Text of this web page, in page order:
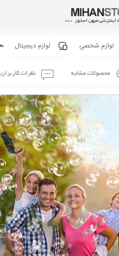
لوازم شخصی لوازم دیجیتال
محصولات مشابه نظرات کاربران